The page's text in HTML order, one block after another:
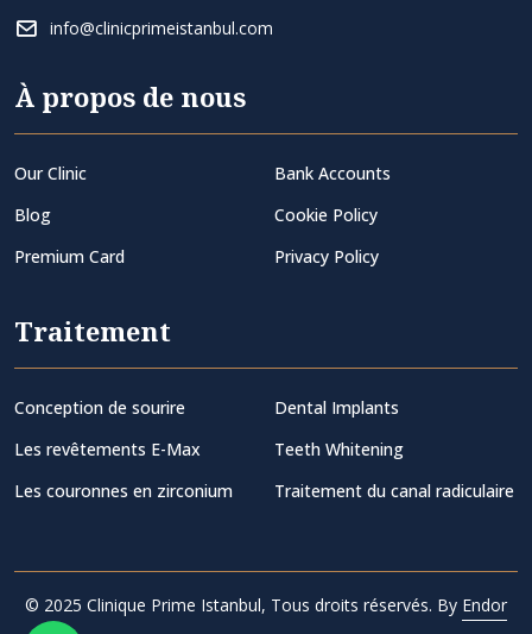
info@clinicprimeistanbul.com
À propos de nous
Our Clinic
Blog
Premium Card
Bank Accounts
Cookie Policy
Privacy Policy
Traitement
Conception de sourire
Les revêtements E-Max
Les couronnes en zirconium
Dental Implants
Teeth Whitening
Traitement du canal radiculaire
© 2025 Clinique Prime Istanbul, Tous droits réservés. By Endor